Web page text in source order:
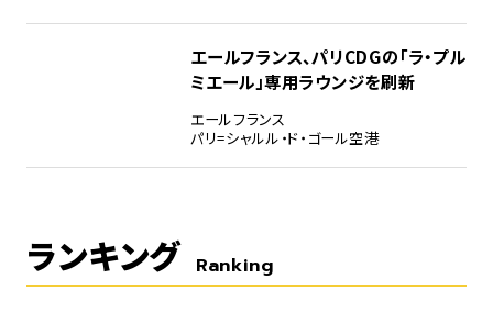
エールフランス、パリCDGの「ラ・プル
ミエール」専用ラウンジを刷新
エールフランス
パリ=シャルル・ド・ゴール空港
ランキング Ranking